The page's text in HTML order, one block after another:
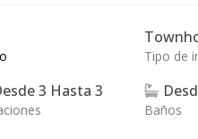
Tipo de
3 Hasta 3
Baños